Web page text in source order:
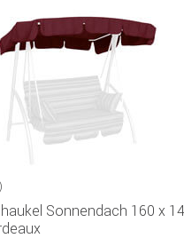
Sonnendach 160 x